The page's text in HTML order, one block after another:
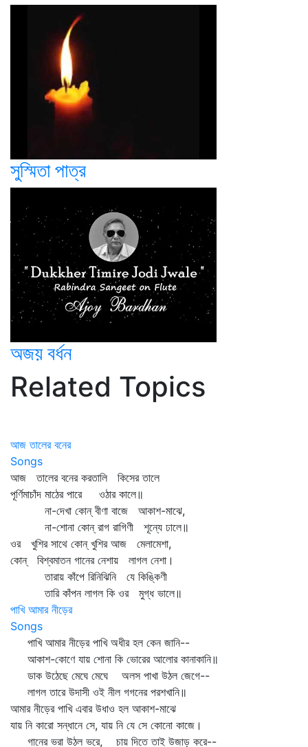
সুস্মিতা পাত্র
অজয় বর্ধন
Related Topics
আজ তালের বনের
Songs
আজ তালের বনের করতালি কিসের তালে
পূর্ণিমাচাঁদ মাঠের পারে ওঠার কালে॥
না-দেখা কোন্‌ বীণা বাজে আকাশ-মাঝে,
না-শোনা কোন্‌ রাগ রাগিণী শূন্যে ঢালে॥
ওর খুশির সাথে কোন্‌ খুশির আজ মেলামেশা,
কোন্‌ বিশ্বমাতন গানের নেশায় লাগল নেশা।
তারায় কাঁপে রিনিঝিনি যে কিঙ্কিণী
তারি কাঁপন লাগল কি ওর মুগ্ধ ভালে॥
পাখি আমার নীড়ের
Songs
পাখি আমার নীড়ের পাখি অধীর হল কেন জানি--
আকাশ-কোণে যায় শোনা কি ভোরের আলোর কানাকানি॥
ডাক উঠেছে মেঘে মেঘে অলস পাখা উঠল জেগে--
লাগল তারে উদাসী ওই নীল গগনের পরশখানি॥
আমার নীড়ের পাখি এবার উধাও হল আকাশ-মাঝে
যায় নি কারো সন্ধানে সে, যায় নি যে সে কোনো কাজে।
গানের ভরা উঠল ভরে, চায় দিতে তাই উজাড় করে--